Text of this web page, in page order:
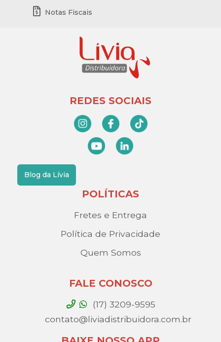
Notas Fiscais
REDES SOCIAIS
Blog da Lívia
POLÍTICAS
Fretes e Entrega
Política de Privacidade
Quem Somos
FALE CONOSCO
(17) 3209-9595
contato@liviadistribuidora.com.br